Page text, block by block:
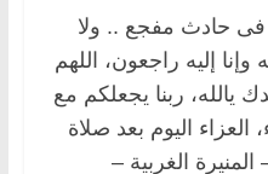
الله فى حادث مفجع .. ولا
وإنا إليه راجعون، اللهم
يالله، ربنا يجعلكم مع
العزاء اليوم بعد صلاة
الغربية –